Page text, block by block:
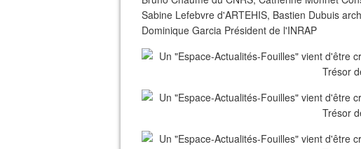
Sabine Lefebvre d'ARTEHIS, Bastien Dubuis
Dominique Garcia Président de l'INRAP